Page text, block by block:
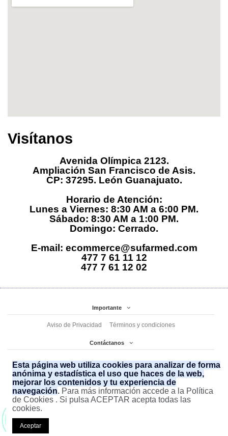
Visítanos
Avenida Olímpica 2123.
Ampliación San Francisco de Asis.
CP: 37295. León Guanajuato.
Horario de Atención:
Lunes a Viernes: 8:30 AM a 6:00 PM.
Sábado: 8:30 AM a 1:00 PM.
Domingo: Cerrado.
E-mail: ecommerce@sufarmed.com
477 7 61 11 12
477 7 61 12 02
Importante
Aviso de Privacidad Términos y condiciones
Contáctanos
Sufarmed
Avenida Olímpica 2123, Ampliación San Francisco de Asís
(477) 7 61 11 12 (477) 7 61 11 02
ecommerce@sufarmed.com
477 852 25 61
¡ Somos tu mejor opción en
Esta página web utiliza cookies para analizar de forma
anónima y estadística el uso que haces de la web,
mejorar los contenidos y tu experiencia de
navegación. Para más información accede a la Política
de Cookies . Si pulsa ACEPTAR acepta todas las
cookies.
Aceptar